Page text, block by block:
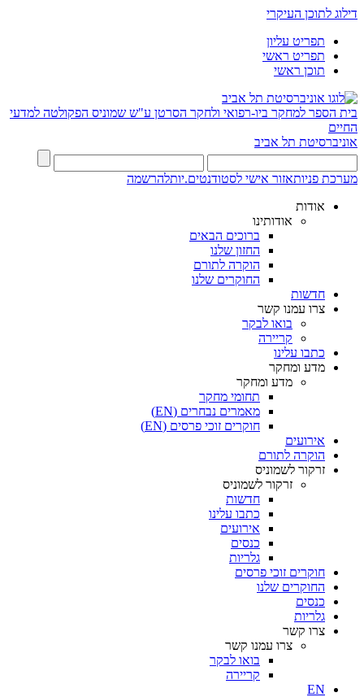
דילוג לתוכן העיקרי
תפריט עליון
תפריט ראשי
תוכן ראשי
בית הספר למחקר ביו-רפואי ולחקר הסרטן ע"ש שמוניס הפקולטה למדעי
החיים
אוניברסיטת תל אביב
מערכת פניותאזור אישי לסטודנטים.יותלהרשמה
אודות
אודותינו
ברוכים הבאים
החזון שלנו
הוקרה לתורם
החוקרים שלנו
חדשות
צרו עמנו קשר
בואו לבקר
קריירה
כתבו עלינו
מדע ומחקר
מדע ומחקר
תחומי מחקר
מאמרים נבחרים (EN)
חוקרים זוכי פרסים (EN)
אירועים
הוקרה לתורם
זרקור לשמוניס
זרקור לשמוניס
חדשות
כתבו עלינו
אירועים
כנסים
גלריות
חוקרים זוכי פרסים
החוקרים שלנו
כנסים
גלריות
צרו קשר
צרו עמנו קשר
בואו לבקר
קריירה
EN